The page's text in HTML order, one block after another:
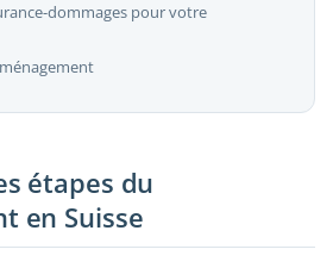
dommages pour votre
étapes du
en Suisse